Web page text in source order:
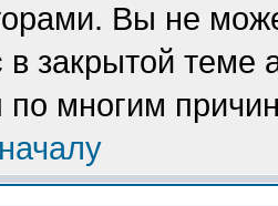
Вы не
закрытой теме
по многим